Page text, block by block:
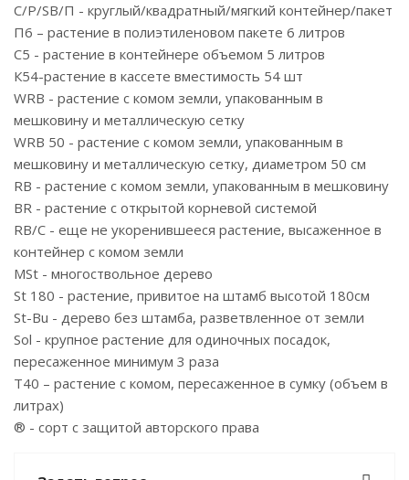
С/P/SB/П - круглый/квадратный/мягкий контейнер/пакет
П6 – растение в полиэтиленовом пакете 6 литров
С5 - растение в контейнере объемом 5 литров
К54-растение в кассете вместимость 54 шт
WRB - растение с комом земли, упакованным в
мешковину и металлическую сетку
WRB 50 - растение с комом земли, упакованным в
мешковину и металлическую сетку, диаметром 50 см
RB - растение с комом земли, упакованным в мешковину
BR - растение с открытой корневой системой
RB/C - еще не укоренившееся растение, высаженное в
контейнер с комом земли
MSt - многоствольное дерево
St 180 - растение, привитое на штамб высотой 180см
St-Bu - дерево без штамба, разветвленное от земли
Sol - крупное растение для одиночных посадок,
пересаженное минимум 3 раза
T40 – растение с комом, пересаженное в сумку (объем в
литрах)
® - сорт с защитой авторского права